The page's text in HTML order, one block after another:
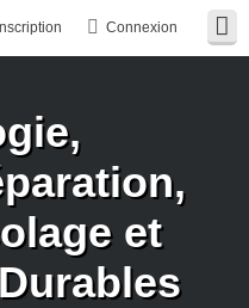
Connexion
Inscription
et